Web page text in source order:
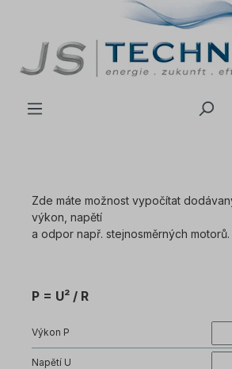
Zde máte možnost vypočítat
výkon, napětí
a odpor např. stejnosměrných motorů.
P = U² / R
Výkon P
Napětí U